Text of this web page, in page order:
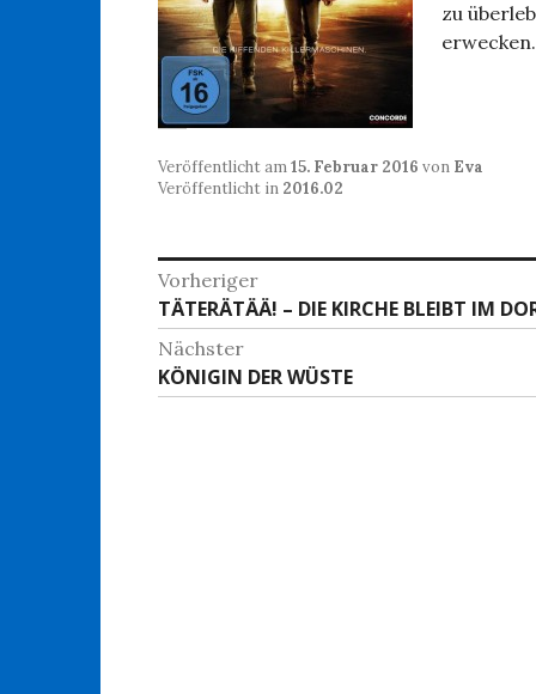
zu
Veröffentlicht am15. Februar 2016 von Eva
Veröffentlicht in 2016.02
Beitragsnavigation
Vorheriger
Vorheriger
Beitrag:
TÄTERÄTÄÄ! – DIE KIRCHE BLEIBT IM
Nächster
Nächster
Beitrag:
KÖNIGIN DER WÜSTE